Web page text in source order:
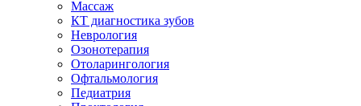
Массаж
КТ диагностика зубов
Неврология
Озонотерапия
Отоларингология
Офтальмология
Педиатрия